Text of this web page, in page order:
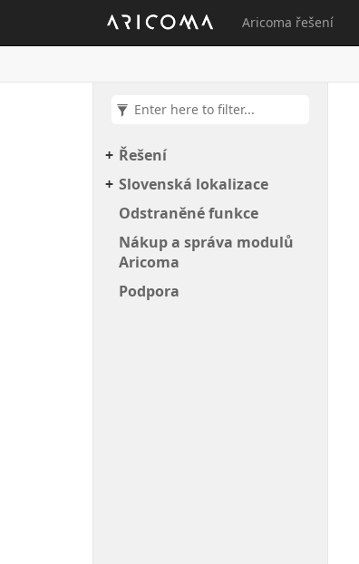
Aricoma řešení
Řešení
Slovenská lokalizace
Odstraněné funkce
Nákup a správa modulů
Aricoma
Podpora